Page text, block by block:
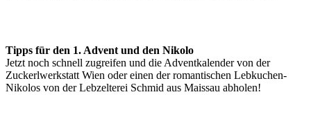
Tipps für den 1. Advent und den Nikolo
Jetzt noch schnell zugreifen und die Adventkalender von der
Zuckerlwerkstatt Wien oder einen der romantischen Lebkuchen-
Nikolos von der Lebzelterei Schmid aus Maissau abholen!